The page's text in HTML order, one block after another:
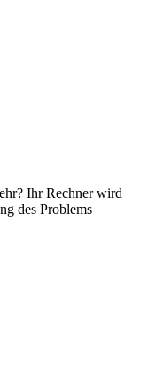
Ihr Rechner wird
des Problems